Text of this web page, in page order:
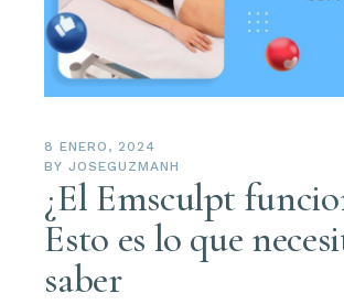
8 ENERO, 2024
BY JOSEGUZMANH
¿El Emsculpt
Esto es lo que
saber